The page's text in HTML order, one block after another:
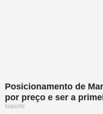
Posicionamento de
por preço e ser a
suporte